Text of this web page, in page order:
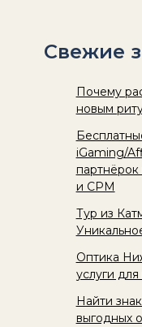
Свежие
Почему
новым
iGaming/
и CPM
Тур из
Оптика
услуги
Найти
выгодных